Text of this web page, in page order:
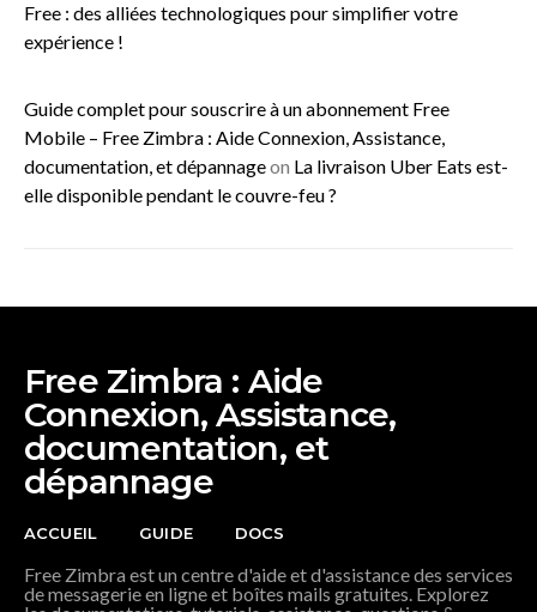
Free : des alliées technologiques pour simplifier votre
expérience !
Guide complet pour souscrire à un abonnement Free
Mobile – Free Zimbra : Aide Connexion, Assistance,
documentation, et dépannageon La livraison Uber Eats est-
elle disponible pendant le couvre-feu ?
Free Zimbra : Aide
Connexion, Assistance,
documentation, et
dépannage
ACCUEIL GUIDE DOCS
Free Zimbra est un centre d'aide et d'assistance des services
de messagerie en ligne et boîtes mails gratuites. Explorez